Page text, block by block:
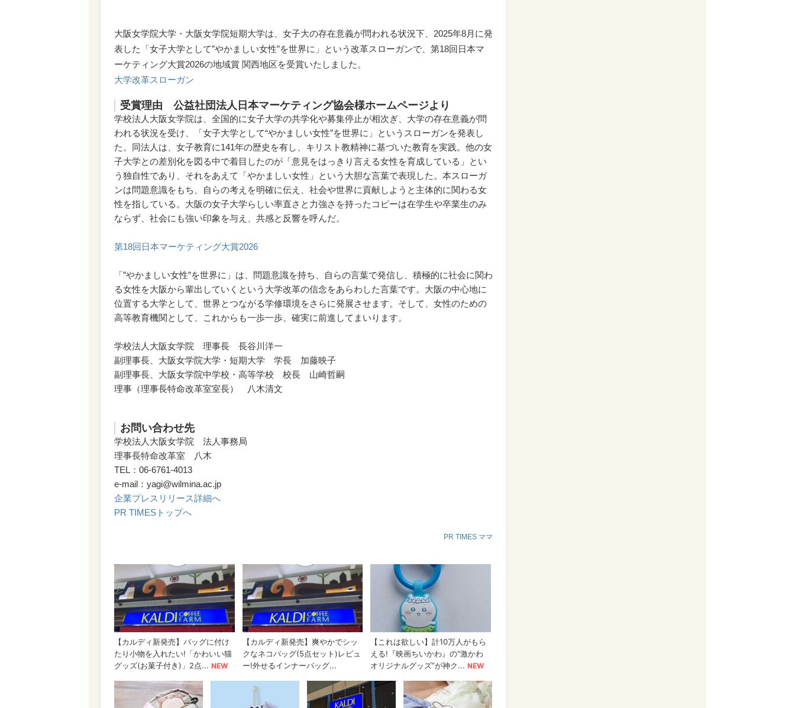
大阪女学院大学・大阪女学院短期大学は、女子大の存在意義が問われる状況下、2025年8月に発
表した「女子大学として”やかましい女性”を世界に」という改革スローガンで、第18回日本マ
ーケティング大賞2026の地域賞 関西地区を受賞いたしました。
大学改革スローガン
受賞理由 公益社団法人日本マーケティング協会様ホームページより
学校法人大阪女学院は、全国的に女子大学の共学化や募集停止が相次ぎ、大学の存在意義が問
われる状況を受け、「女子大学として“やかましい女性”を世界に」というスローガンを発表し
た。同法人は、女子教育に141年の歴史を有し、キリスト教精神に基づいた教育を実践。他の女
子大学との差別化を図る中で着目したのが「意見をはっきり言える女性を育成している」とい
う独自性であり、それをあえて「やかましい女性」という大胆な言葉で表現した。本スローガ
ンは問題意識をもち、自らの考えを明確に伝え、社会や世界に貢献しようと主体的に関わる女
性を指している。大阪の女子大学らしい率直さと力強さを持ったコピーは在学生や卒業生のみ
ならず、社会にも強い印象を与え、共感と反響を呼んだ。
第18回日本マーケティング大賞2026
「”やかましい女性”を世界に」は、問題意識を持ち、自らの言葉で発信し、積極的に社会に関わ
る女性を大阪から輩出していくという大学改革の信念をあらわした言葉です。大阪の中心地に
位置する大学として、世界とつながる学修環境をさらに発展させます。そして、女性のための
高等教育機関として、これからも一歩一歩、確実に前進してまいります。
学校法人大阪女学院 理事長 長谷川洋一
副理事長、大阪女学院大学・短期大学 学長 加藤映子
副理事長、大阪女学院中学校・高等学校 校長 山崎哲嗣
理事（理事長特命改革室室長） 八木清文
お問い合わせ先
学校法人大阪女学院 法人事務局
理事長特命改革室 八木
TEL：06-6761-4013
e-mail：yagi@wilmina.ac.jp
企業プレスリリース詳細へ
PR TIMESトップへ
PR TIMES ママ